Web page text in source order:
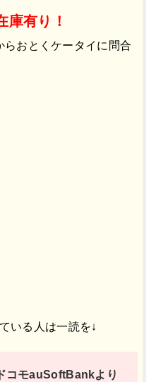
有り！
おとくケータイに問合
いる人は一読を↓
コモauSoftBankより